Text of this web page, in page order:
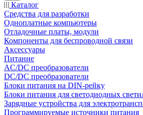
Каталог
Средства для разработки
Одноплатные компьютеры
Отладочные платы, модули
Компоненты для беспроводной связи
Аксессуары
Питание
AC/DC преобразователи
DC/DC преобразователи
Блоки питания на DIN-рейку
Блоки питания для светодиодных
Зарядные устройства для
Программируемые источники питания